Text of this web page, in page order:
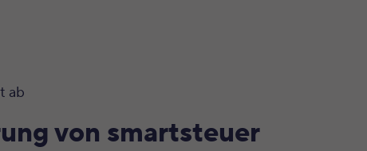
ab
von smartsteuer